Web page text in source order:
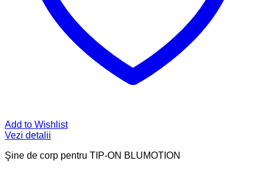
Add to Wishlist
Vezi detalii
Şine de corp pentru TIP-ON BLUMOTION